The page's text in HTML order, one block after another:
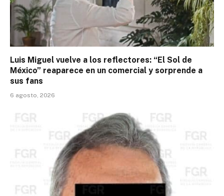
Luis Miguel vuelve a los reflectores: “El Sol de
México” reaparece en un comercial y sorprende a
sus fans
6 agosto, 2026